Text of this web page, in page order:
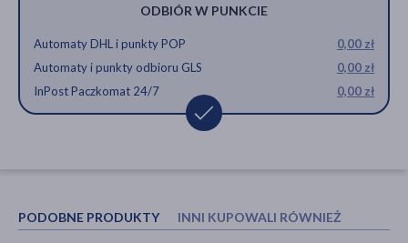
ODBIÓR W PUNKCIE
Automaty DHL i punkty POP
0,00 zł
Automaty i punkty odbioru GLS
0,00 zł
InPost Paczkomat 24/7
0,00 zł
PODOBNE PRODUKTY INNI KUPOWALI RÓWNIEŻ